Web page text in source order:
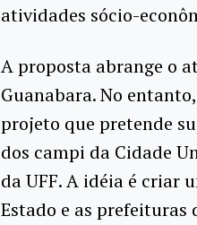
atividades sócio-
A proposta abrange o
Guanabara. No
projeto que pretende
dos campi da Cidade
da UFF. A idéia é criar
Estado e as prefeituras